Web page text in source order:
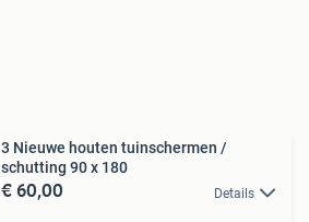
3 Nieuwe houten tuinschermen /
schutting 90 x 180
€ 60,00 Details